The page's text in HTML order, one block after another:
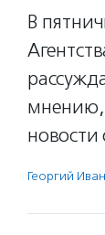
В
мнению,
новости
Георгий